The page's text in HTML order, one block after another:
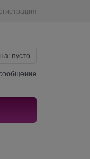
пусто